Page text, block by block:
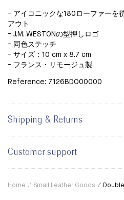
- アイコニックな180ローファーを
アウト
- J.M. WESTONの型押しロゴ
- 同色ステッチ
- サイズ：10 cm x 8.7 cm
- フランス・リモージュ製
Reference: 7126BDO00000
Shipping & Returns
Customer support
Home Small Leather Goods